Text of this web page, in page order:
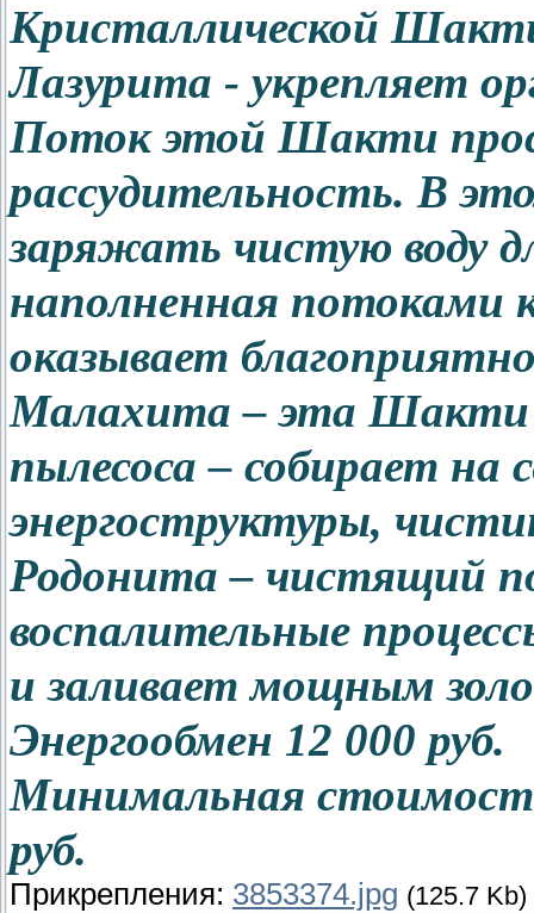
Кристаллической
Лазурита - укрепляет
Поток этой Шакти
рассудительность. В
заряжать чистую воду
наполненная потоками
оказывает
Малахита – эта Шакти
пылесоса – собирает на
энергоструктуры,
Родонита – чистящий
воспалительные
и заливает мощным
Энергообмен 12 000 руб.
Минимальная
руб.
Прикрепления: 3853374.jpg (125.7 Kb)